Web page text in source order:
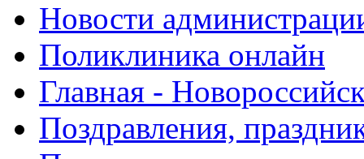
Новости
Поликлиника онлайн
Главная -
Поздравления,